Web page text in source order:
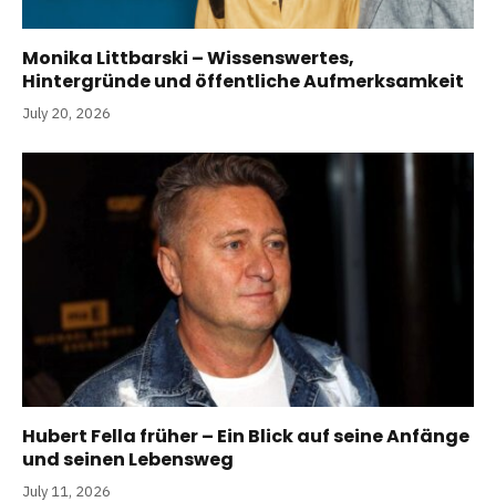
Monika Littbarski – Wissenswertes,
Hintergründe und öffentliche Aufmerksamkeit
July 20, 2026
Hubert Fella früher – Ein Blick auf seine Anfänge
und seinen Lebensweg
July 11, 2026